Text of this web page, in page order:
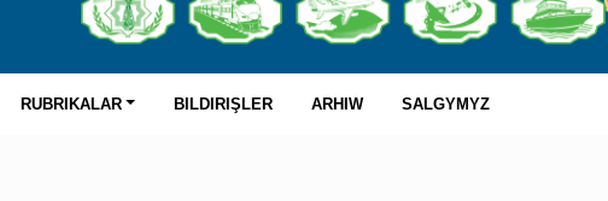
RUBRIKALAR BILDIRIŞLER ARHIW SALGYMYZ